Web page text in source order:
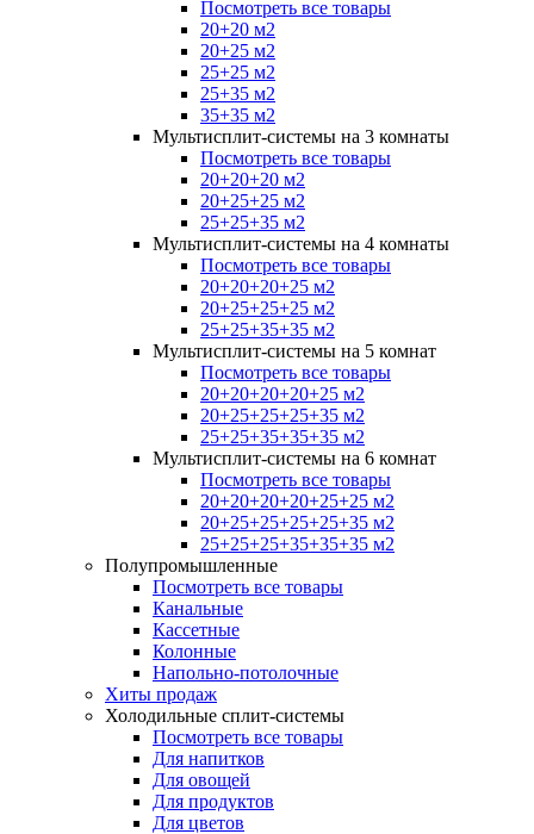
Посмотреть все товары
20+20 м2
20+25 м2
25+25 м2
25+35 м2
35+35 м2
Мультисплит-системы на 3 комнаты
Посмотреть все товары
20+20+20 м2
20+25+25 м2
25+25+35 м2
Мультисплит-системы на 4 комнаты
Посмотреть все товары
20+20+20+25 м2
20+25+25+25 м2
25+25+35+35 м2
Мультисплит-системы на 5 комнат
Посмотреть все товары
20+20+20+20+25 м2
20+25+25+25+35 м2
25+25+35+35+35 м2
Мультисплит-системы на 6 комнат
Посмотреть все товары
20+20+20+20+25+25 м2
20+25+25+25+25+35 м2
25+25+25+35+35+35 м2
Полупромышленные
Посмотреть все товары
Канальные
Кассетные
Колонные
Напольно-потолочные
Хиты продаж
Холодильные сплит-системы
Посмотреть все товары
Для напитков
Для овощей
Для продуктов
Для цветов